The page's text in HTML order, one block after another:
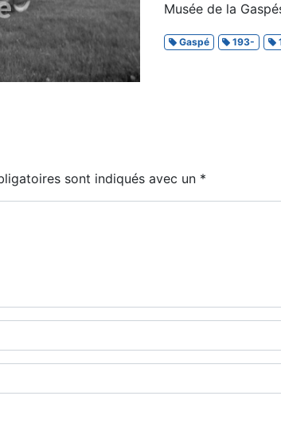
Musée de la
Gaspé 193-
sont indiqués avec un *